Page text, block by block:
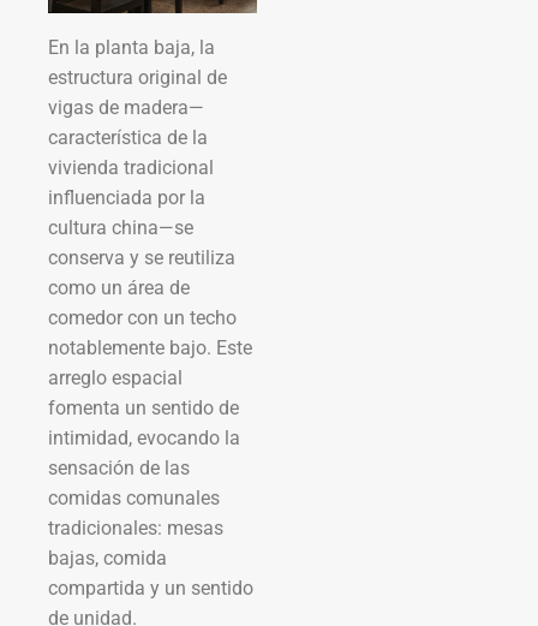
En la planta baja, la
estructura original de
vigas de madera—
característica de la
vivienda tradicional
influenciada por la
cultura china—se
conserva y se reutiliza
como un área de
comedor con un techo
notablemente bajo. Este
arreglo espacial
fomenta un sentido de
intimidad, evocando la
sensación de las
comidas comunales
tradicionales: mesas
bajas, comida
compartida y un sentido
de unidad.